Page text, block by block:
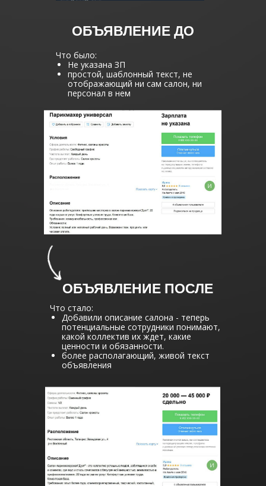
ОБЪЯВЛЕНИЕ ДО
ОБЪЯВЛЕНИЕ ПОСЛЕ
Что было:
Не указана ЗП
простой, шаблонный текст, не
отображающий ни сам салон, ни
персонал в нем
Что стало:
Добавили описание салона - теперь
потенциальные сотрудники понимают,
какой коллектив их ждет, какие
ценности и обязанности.
более располагающий, живой текст
объявления